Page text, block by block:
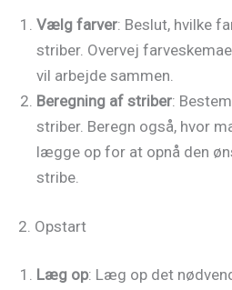
Vælg farver: Beslut, hvilke
striber. Overvej
vil arbejde sammen.
Beregning af striber:
striber. Beregn også, hvor
lægge op for at opnå den
stribe.
2. Opstart
Læg op: Læg op det